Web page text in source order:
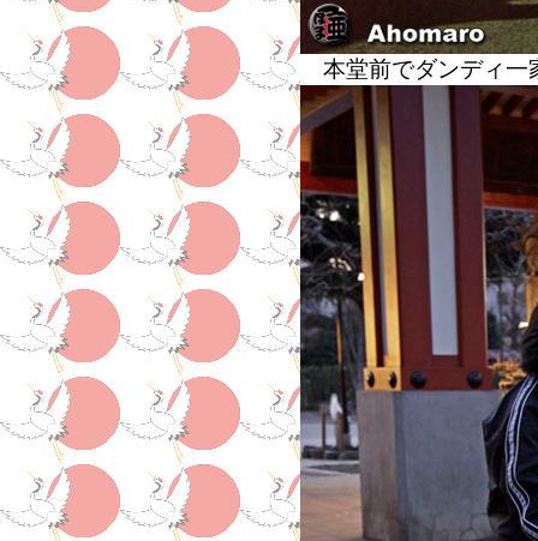
本堂前でダンディ一